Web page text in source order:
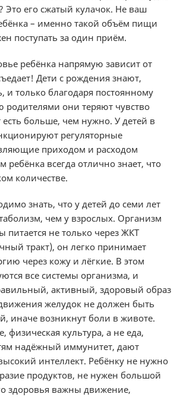
Это его сжатый кулачок. Не ваш
– именно такой объём пищи
поступать за один приём.
ребёнка напрямую зависит от
Дети с рождения знают,
и только благодаря постоянному
родителями они теряют чувство
больше, чем нужно. У детей в
регуляторные
приходом и расходом
ребёнка всегда отлично знает, что
количестве.
знать, что у детей до семи лет
чем у взрослых. Организм
питается не только через ЖКТ
тракт), он легко принимает
через кожу и лёгкие. В этом
все системы организма, и
активный, здоровый образ
желудок не должен быть
иначе возникнут боли в животе.
культура, а не еда,
надёжный иммунитет, дают
интеллект. Ребёнку не нужно
продуктов, не нужен большой
здоровья важны движение,